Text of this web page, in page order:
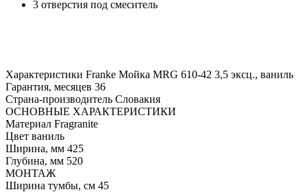
3 отверстия под смеситель
Характеристики Franke Мойка MRG 610-42 3,5 эксц., ваниль
Гарантия, месяцев 36
Страна-производитель Словакия
ОСНОВНЫЕ ХАРАКТЕРИСТИКИ
Материал Fragranite
Цвет ваниль
Ширина, мм 425
Глубина, мм 520
МОНТАЖ
Ширина тумбы, см 45